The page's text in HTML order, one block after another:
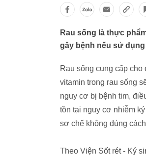
Rau sống là thực
gây bệnh nếu sử
Rau sống cung cấp
vitamin trong rau sống
nguy cơ bị bệnh tim,
tồn tại nguy cơ nhiễm
sơ chế không đúng
Theo Viện Sốt rét - Ký